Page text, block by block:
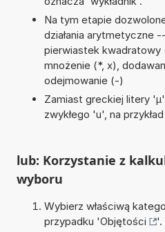
Na tym etapie
działania arytmetyczne
pierwiastek kwadratowy
mnożenie (*, x),
odejmowanie (-)
Zamiast greckiej litery
zwykłego 'u', na
lub: Korzystanie z
wyboru
Wybierz właściwą
przypadku 'Objętości
'.